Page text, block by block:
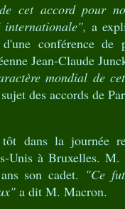
cet accord pour
internationale", a
conférence de
Jean-Claude
mondial de
des accords de
dans la journée
Unis à Bruxelles.
son cadet. "Ce
a dit M. Macron.